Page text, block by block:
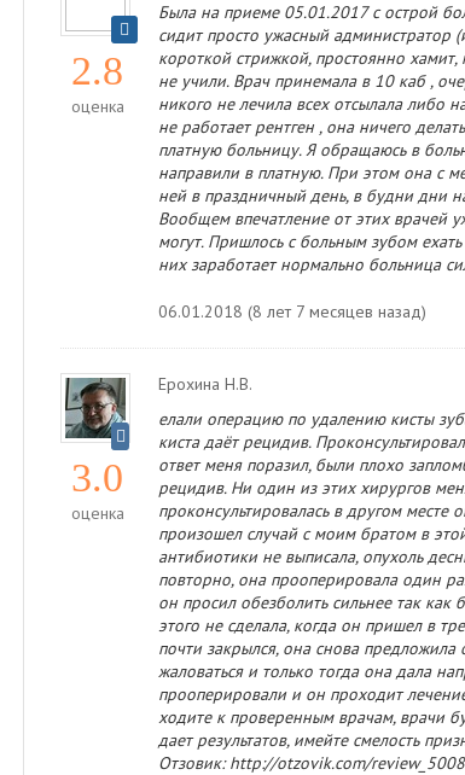
2.8
оценка
Была на приеме 05.01.2017 с острой
сидит просто ужасный администратор
короткой стрижкой, простоянно
не учили. Врач принемала в 10 каб ,
никого не лечила всех отсылала либо
не работает рентген , она ничего
платную больницу. Я обращаюсь в
направили в платную. При этом она с
ней в праздничный день, в будни дни
Вообщем впечатление от этих врачей
могут. Пришлось с больным зубом
них заработает нормально больница
06.01.2018 (8 лет 7 месяцев назад)
3.0
оценка
Ерохина Н.В.
елали операцию по удалению кисты
киста даёт рецидив.
ответ меня поразил, были плохо
рецидив. Ни один из этих хирургов
проконсультировалась в другом
произошел случай с моим братом в
антибиотики не выписала, опухоль
повторно, она прооперировала один
он просил обезболить сильнее так
этого не сделала, когда он пришел в
почти закрылся, она снова предложила
жаловаться и только тогда она дала
прооперировали и он проходит
ходите к проверенным врачам, врачи
дает результатов, имейте смелость
Отзовик: http://otzovik.com/